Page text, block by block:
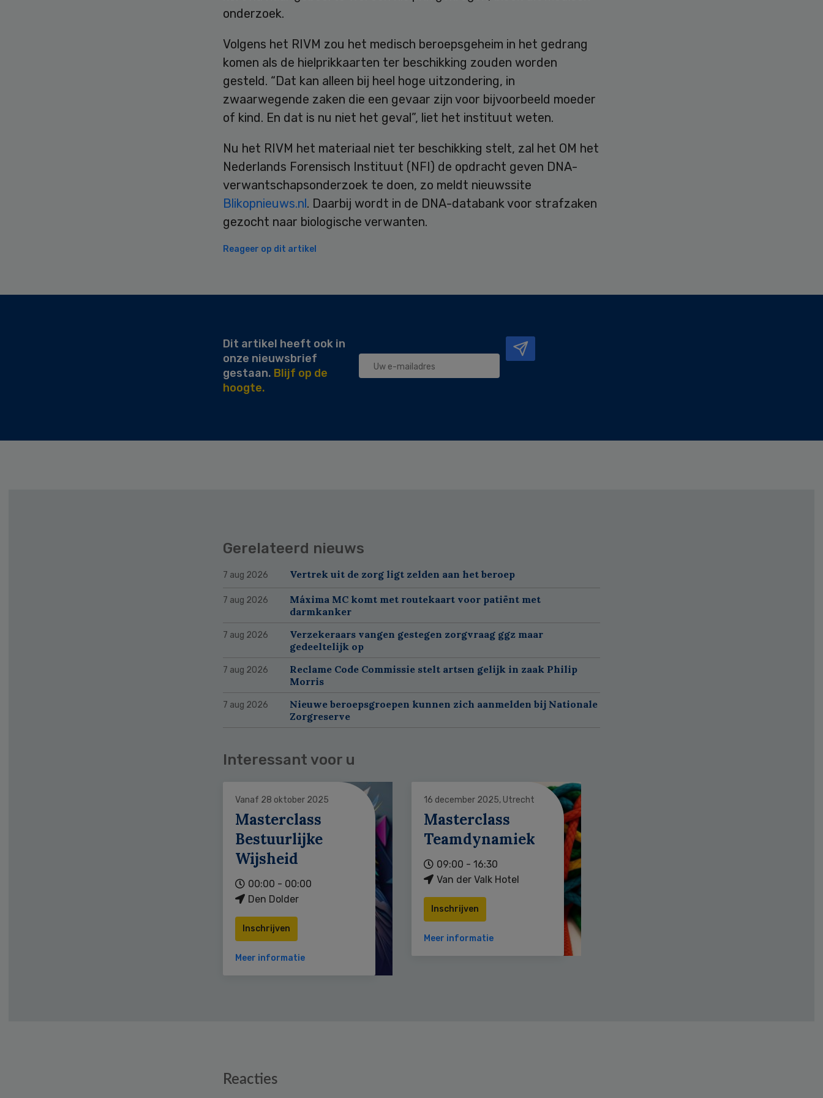
onderzoek.
Volgens het RIVM zou het medisch beroepsgeheim in het gedrang
komen als de hielprikkaarten ter beschikking zouden worden
gesteld. “Dat kan alleen bij heel hoge uitzondering, in
zwaarwegende zaken die een gevaar zijn voor bijvoorbeeld moeder
of kind. En dat is nu niet het geval”, liet het instituut weten.
Nu het RIVM het materiaal niet ter beschikking stelt, zal het OM het
Nederlands Forensisch Instituut (NFI) de opdracht geven DNA-
verwantschapsonderzoek te doen, zo meldt nieuwssite
Blikopnieuws.nl. Daarbij wordt in de DNA-databank voor strafzaken
gezocht naar biologische verwanten.
Reageer op dit artikel
Dit artikel heeft ook in
onze nieuwsbrief
gestaan. Blijf op de
hoogte.
Gerelateerd nieuws
7 aug 2026 Vertrek uit de zorg ligt zelden aan het beroep
7 aug 2026
Máxima MC komt met routekaart voor patiënt met
darmkanker
7 aug 2026
Verzekeraars vangen gestegen zorgvraag ggz maar
gedeeltelijk op
7 aug 2026
Reclame Code Commissie stelt artsen gelijk in zaak Philip
Morris
7 aug 2026
Nieuwe beroepsgroepen kunnen zich aanmelden bij Nationale
Zorgreserve
Interessant voor u
Vanaf 28 oktober 2025
Masterclass
Bestuurlijke
Wijsheid
00:00 - 00:00
Den Dolder
Inschrijven
Meer informatie
16 december 2025, Utrecht
Masterclass
Teamdynamiek
09:00 - 16:30
Van der Valk Hotel
Inschrijven
Meer informatie
Reacties